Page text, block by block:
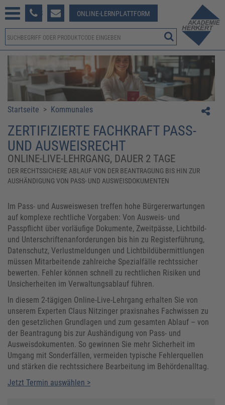
381-123 ONLINE-LERNPLATTFORM
Startseite > Kommunales
ZERTIFIZIERTE FACHKRAFT PASS-
UND AUSWEISRECHT
ONLINE-LIVE-LEHRGANG, DAUER 2 TAGE
DER RECHTSSICHERE ABLAUF VON DER BEANTRAGUNG BIS HIN ZUR
AUSHÄNDIGUNG VON PASS- UND AUSWEISDOKUMENTEN
Im Pass- und Ausweiswesen treffen hohe Bürgererwartungen
auf komplexe rechtliche Vorgaben: Von Ausweis- und
Passpflicht über vorläufige Dokumente, Zweitpässe, Lichtbild-
und Unterschriftenanforderungen bis hin zu Registerführung,
Datenschutz, Verlustmeldungen und Lichtbildübermittlungen
müssen Mitarbeitende zahlreiche Spezialfälle rechtssicher
bewerten. Fehler können schnell zu rechtlichen Risiken und
Unsicherheiten im Verwaltungsablauf führen.
In diesem 2-tägigen Online-Live-Lehrgang erhalten Sie von
unserem Experten Claus Nitzinger praxisnahes Fachwissen zu
den gesetzlichen Grundlagen und zum gesamten Ablauf – von
der Beantragung bis zur Aushändigung von Pass- und
Ausweisdokumenten. So gewinnen Sie mehr Sicherheit im
Umgang mit Sonderfällen, vermeiden typische Fehlerquellen
und stärken die rechtssichere Bearbeitung im Behördenalltag.
Jetzt Termin auswählen >